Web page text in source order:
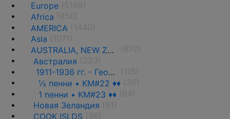
Europe
Africa
AMERICA
Asia
AUSTRALIA, NEW ZEALAND AND OCEANIA
Австралия
1911-1936 гг. - Георг V
½ пенни • KM#22 ♦♦
1 пенни • KM#23 ♦♦
Новая Зеландия
COOK ISLDS